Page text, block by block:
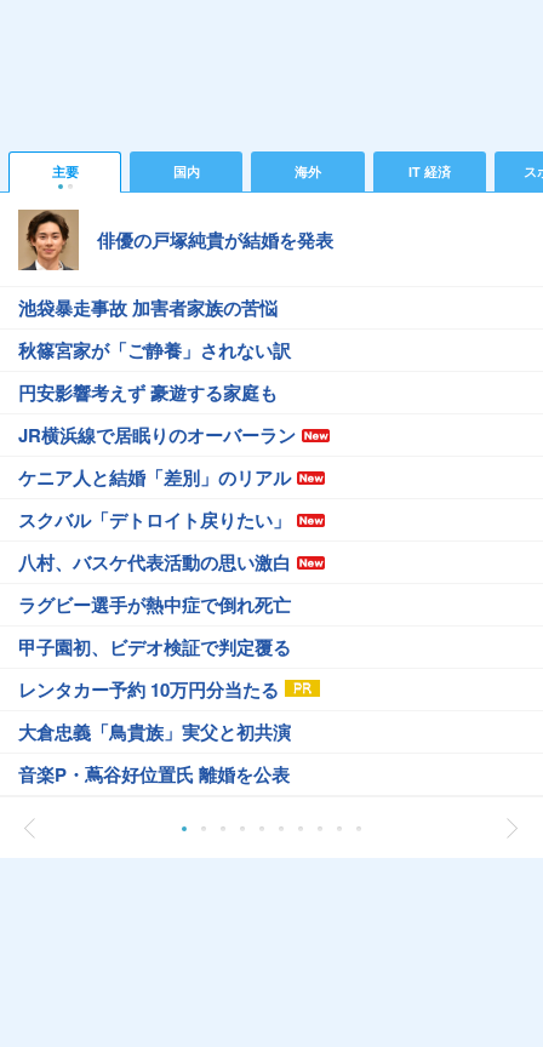
主要 国内 海外 IT 経済 ス
俳優の戸塚純貴が結婚を発表
池袋暴走事故 加害者家族の苦悩
秋篠宮家が「ご静養」されない訳
円安影響考えず 豪遊する家庭も
JR横浜線で居眠りのオーバーラン
ケニア人と結婚「差別」のリアル
スクバル「デトロイト戻りたい」
八村、バスケ代表活動の思い激白
ラグビー選手が熱中症で倒れ死亡
甲子園初、ビデオ検証で判定覆る
レンタカー予約 10万円分当たる
大倉忠義「鳥貴族」実父と初共演
音楽P・蔦谷好位置氏 離婚を公表